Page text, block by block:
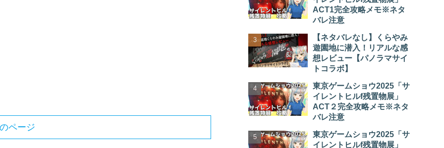
ページ
ACT1完全攻略メモ※ネタ
バレ注意
【ネタバレなし】くらやみ
遊園地に潜入！リアルな感
想レビュー【パノラマサイ
トコラボ】
東京ゲームショウ2025「サ
イレントヒルf残置物展」
ACT２完全攻略メモ※ネタ
バレ注意
東京ゲームショウ2025「サ
イレントヒルf残置物展」